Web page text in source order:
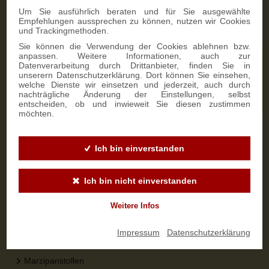
Um Sie ausführlich beraten und für Sie ausgewählte
Empfehlungen aussprechen zu können, nutzen wir Cookies
und Trackingmethoden.
Sie können die Verwendung der Cookies ablehnen bzw.
anpassen. Weitere Informationen, auch zur
Datenverarbeitung durch Drittanbieter, finden Sie in
unserern Datenschutzerklärung. Dort können Sie einsehen,
welche Dienste wir einsetzen und jederzeit, auch durch
nachträgliche Änderung der Einstellungen, selbst
entscheiden, ob und inwieweit Sie diesen zustimmen
möchten.
Ich bin einverstanden
Ich bin nicht einverstanden
Weitere Infos
Impressum Datenschutzerklärung
NEWSLETTER-ANMELDUNG
SIGN UP
Versandinformationen
Zahlungsarten
Widerrufsbelehrung
Marzipanstollen